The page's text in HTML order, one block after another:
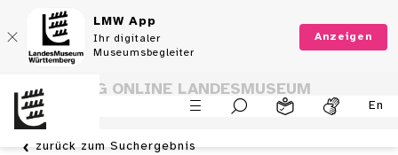
LMW App
Ihr digitaler
Museumsbegleiter
Anzeigen
En
SAMMLUNG ONLINE LANDESMUSEUM
WÜRTTEMBERG
zurück zum Suchergebnis